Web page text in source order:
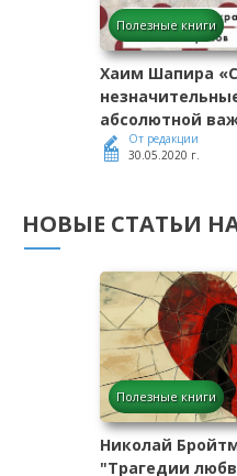
Полезные книги
Хаим Шапира
абсолютной
От редакции
30.05.2020 г.
НОВЫЕ СТАТЬИ
Полезные книги
Николай
"Трагедии